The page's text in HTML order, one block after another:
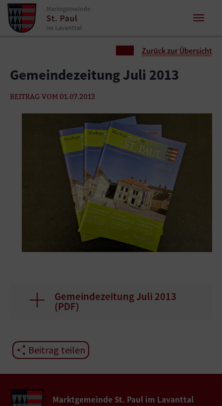
Zum Inhalt springen
Zum Seitenende springen
Zurück zur Übersicht
Gemeindezeitung Juli 2013
BEITRAG VOM 01.07.2013
Gemeindezeitung Juli 2013
(PDF)
Beitrag teilen
Marktgemeinde St. Paul im Lavanttal